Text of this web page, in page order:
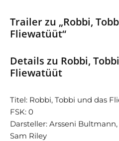
Trailer zu „Robbi,
Fliewatüüt“
Details zu Robbi,
Fliewatüüt
Titel: Robbi, Tobbi und das
FSK: 0
Darsteller: Arsseni
Sam Riley